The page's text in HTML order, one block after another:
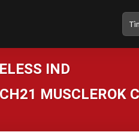
Tìm
kiếm:
IND
MUSCLEROK